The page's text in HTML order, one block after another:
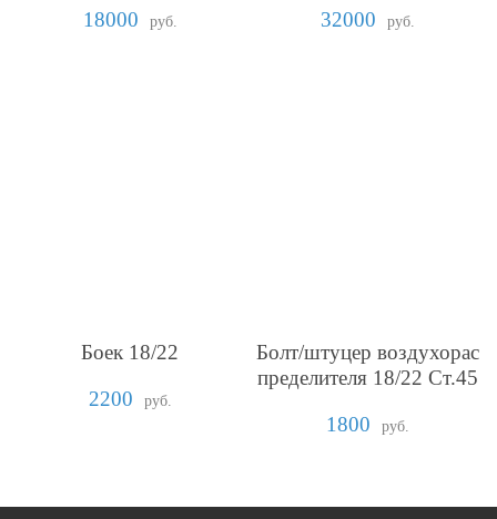
18000
руб.
32000
руб.
Боек 18/22
2200
руб.
Болт/штуцер воздухорас
пределителя 18/22 Ст.45
1800
руб.